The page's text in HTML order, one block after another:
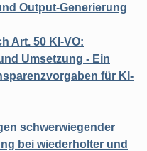
Output-Generierung
Art. 50 KI-VO:
Umsetzung - Ein
für KI-
schwerwiegender
bei wiederholter und